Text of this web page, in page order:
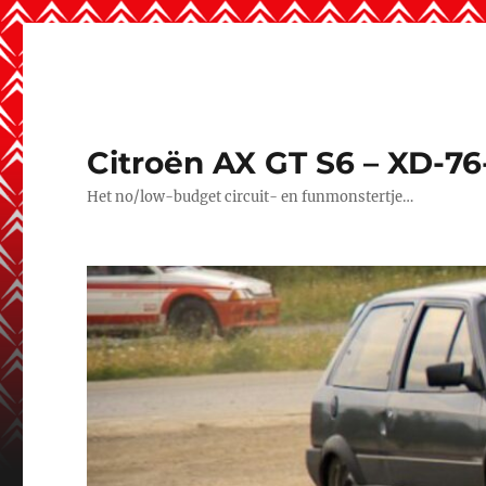
Citroën AX GT S6 – XD-
Het no/low-budget circuit- en funmonstertje…